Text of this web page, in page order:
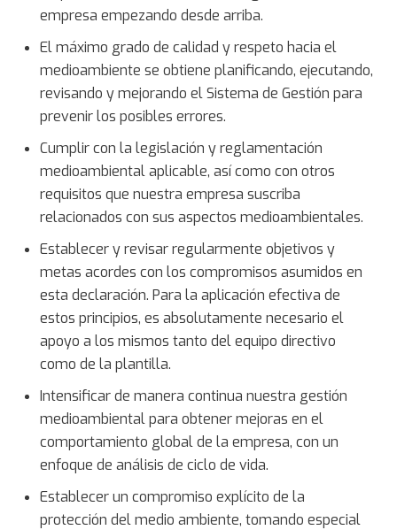
empresa empezando desde arriba.
El máximo grado de calidad y respeto hacia el
medioambiente se obtiene planificando, ejecutando,
revisando y mejorando el Sistema de Gestión para
prevenir los posibles errores.
Cumplir con la legislación y reglamentación
medioambiental aplicable, así como con otros
requisitos que nuestra empresa suscriba
relacionados con sus aspectos medioambientales.
Establecer y revisar regularmente objetivos y
metas acordes con los compromisos asumidos en
esta declaración. Para la aplicación efectiva de
estos principios, es absolutamente necesario el
apoyo a los mismos tanto del equipo directivo
como de la plantilla.
Intensificar de manera continua nuestra gestión
medioambiental para obtener mejoras en el
comportamiento global de la empresa, con un
enfoque de análisis de ciclo de vida.
Establecer un compromiso explícito de la
protección del medio ambiente, tomando especial